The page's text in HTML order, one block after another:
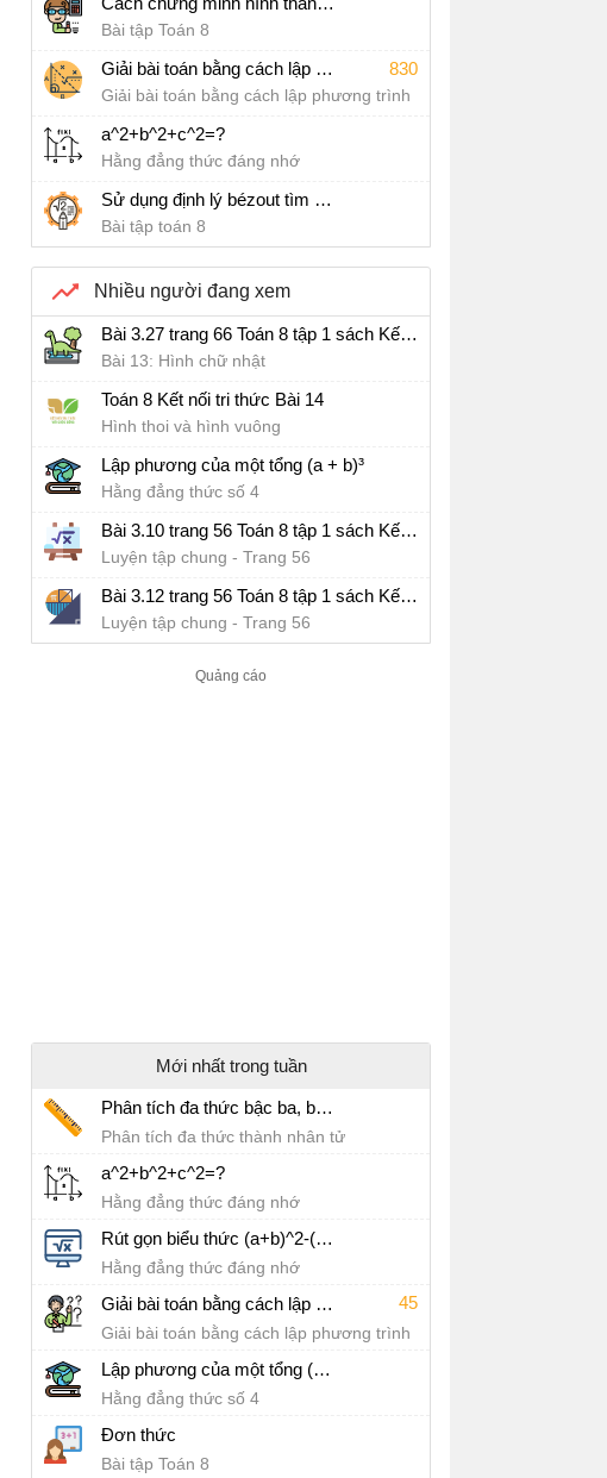
Bài tập Toán 8
Giải bài toán bằng cách lập phương trình lớp 8 Toán năng suất 830
Giải bài toán bằng cách lập phương trình
a^2+b^2+c^2=?
Hằng đẳng thức đáng nhớ
Sử dụng định lý bézout tìm số dư
Bài tập toán 8
Nhiều người đang xem
Bài 3.27 trang 66 Toán 8 tập 1 sách Kết nối tri thức
Bài 13: Hình chữ nhật
Toán 8 Kết nối tri thức Bài 14
Hình thoi và hình vuông
Lập phương của một tổng (a + b)³
Hằng đẳng thức số 4
Bài 3.10 trang 56 Toán 8 tập 1 sách Kết nối tri thức
Luyện tập chung - Trang 56
Bài 3.12 trang 56 Toán 8 tập 1 sách Kết nối tri thức
Luyện tập chung - Trang 56
Mới nhất trong tuần
Phân tích đa thức bậc ba, bậc bốn thành nhân tử
Phân tích đa thức thành nhân tử
a^2+b^2+c^2=?
Hằng đẳng thức đáng nhớ
Rút gọn biểu thức (a+b)^2-(a-b)^2
Hằng đẳng thức đáng nhớ
Giải bài toán bằng cách lập phương trình lớp 8 Toán phần trăm 45
Giải bài toán bằng cách lập phương trình
Lập phương của một tổng (a + b)³
Hằng đẳng thức số 4
Đơn thức
Bài tập Toán 8